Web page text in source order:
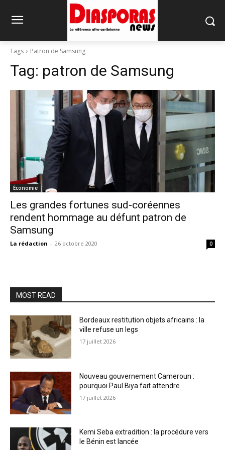
Tags Patron de Samsung
Tag: patron de Samsung
Économie
Les grandes fortunes sud-coréennes
rendent hommage au défunt patron de
Samsung
La rédaction - 26 octobre 2020 0
MOST READ
Bordeaux restitution objets africains : la
ville refuse un legs
17 juillet 2026
Nouveau gouvernement Cameroun :
pourquoi Paul Biya fait attendre
17 juillet 2026
Kemi Seba extradition : la procédure vers
le Bénin est lancée